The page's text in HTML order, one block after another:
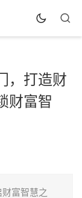
，打造财
财富智
富智慧之